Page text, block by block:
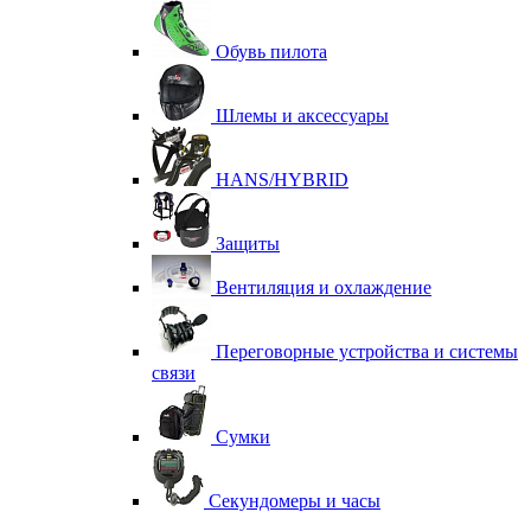
Обувь пилота
Шлемы и аксессуары
HANS/HYBRID
Защиты
Вентиляция и охлаждение
Переговорные устройства и системы
связи
Сумки
Секундомеры и часы